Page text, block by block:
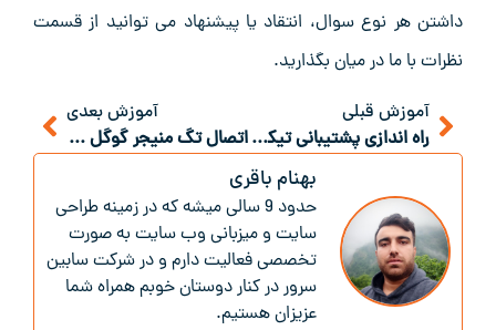
داشتن هر نوع سوال، انتقاد یا پیشنهاد می توانید از قسمت
نظرات با ما در میان بگذارید.
آموزش قبلی
راه اندازی پشتیبانی تیکتینگ در وردپرس با افزونه ارسال تیکت
آموزش بعدی
اتصال تگ منیجر گوگل روی وردپرس
بهنام باقری
حدود 9 سالی میشه که در زمینه طراحی
سایت و میزبانی وب سایت به صورت
تخصصی فعالیت دارم و در شرکت سابین
سرور در کنار دوستان خوبم همراه شما
عزیزان هستیم.